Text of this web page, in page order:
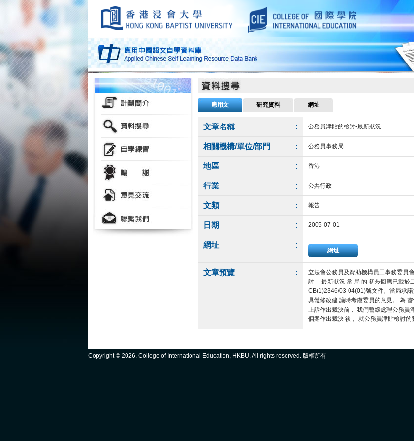
應用文 研究資料 網址
文章名稱 : 公務員津貼的檢討-最新狀況
相關機構/單位/部門 : 公務員事務局
地區 : 香港
行業 : 公共行政
文類 : 報告
日期 : 2005-07-01
網址 :
網址
文章預覽 :
立法會公務員及資助機構員工事務委員
討－ 最新狀況 當 局 的 初步回應已載於
CB(1)2346/03-04(01)號文件。當局承
具體修改建 議時考慮委員的意見。 為
上訴作出裁決前， 我們暫緩處理公務員
個案作出裁決 後， 就公務員津貼檢討的
Copyright © 2026. College of International Education, HKBU. All rights reserved. 版權所有